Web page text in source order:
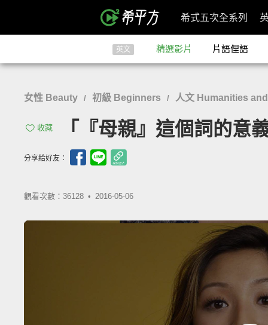
希式五次全系列
英文 精選影片 片語俚語
女性 Beauty / 初級 Beginners / 人文 Humanities
收藏 「『母親』這個詞的
分享給好友：
觀看次數：36128 • 2016-05-06